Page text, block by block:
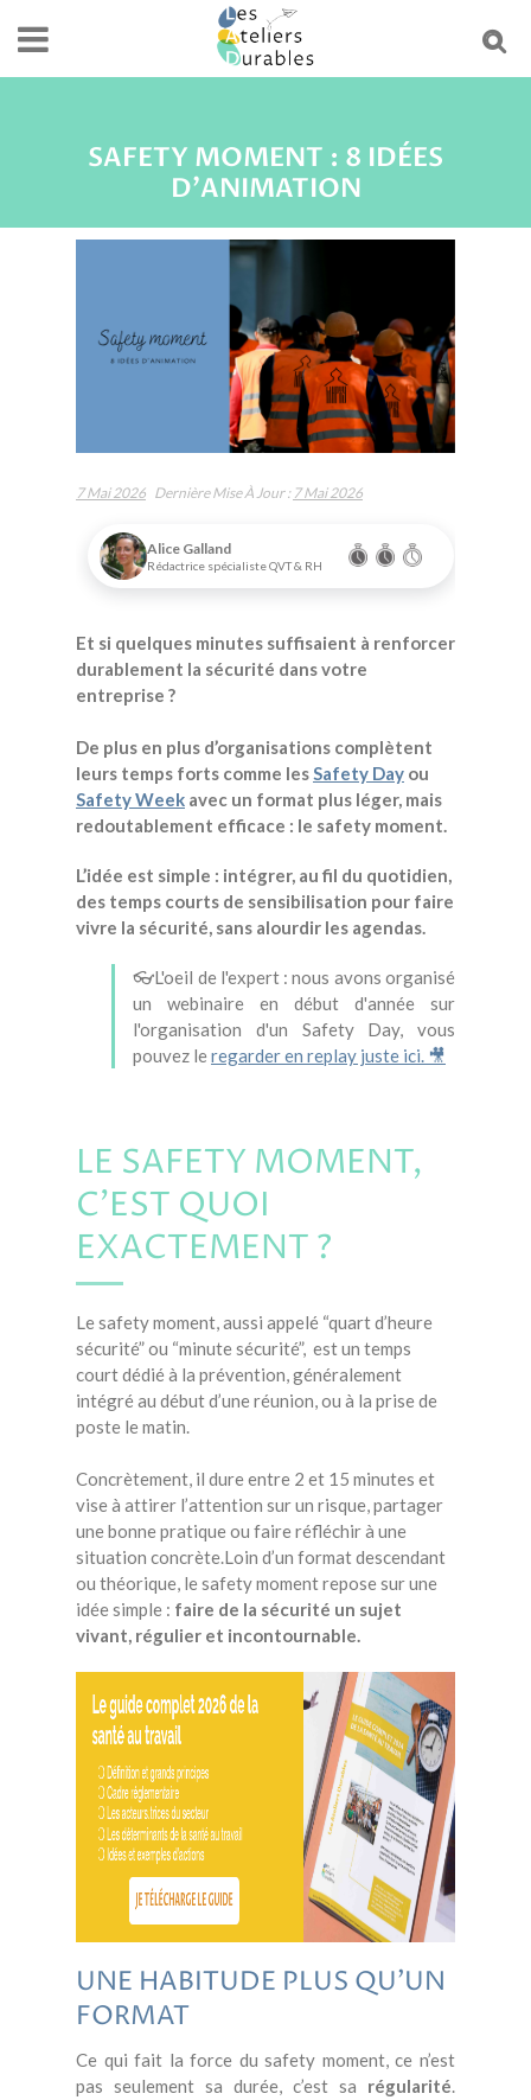
SAFETY MOMENT : 8 IDÉES
D'ANIMATION
7 Mai 2026 Dernière Mise À Jour : 7 Mai 2026
Alice Galland
Rédactrice spécialiste QVT & RH
Et si quelques minutes suffisaient à renforcer
durablement la sécurité dans votre
entreprise ?
De plus en plus d’organisations complètent
leurs temps forts comme lesSafety Day ou
Safety Week avec un format plus léger, mais
redoutablement efficace : le safety moment.
L’idée est simple : intégrer, au fil du quotidien,
des temps courts de sensibilisation pour faire
vivre la sécurité, sans alourdir les agendas.
👓L'oeil de l'expert : nous avons organisé
un webinaire en début d'année sur
l'organisation d'un Safety Day, vous
pouvez leregarder en replay juste ici. 🎥
LE SAFETY MOMENT,
C'EST QUOI
EXACTEMENT ?
Le safety moment, aussi appelé “quart d’heure
sécurité” ou “minute sécurité”, est un temps
court dédié à la prévention, généralement
intégré au début d’une réunion, ou à la prise de
poste le matin.
Concrètement, il dure entre 2 et 15 minutes et
vise à attirer l’attention sur un risque,partager
une bonne pratique ou faire réfléchir à une
situation concrète.Loin d’un format descendant
ou théorique, le safety moment repose sur une
idée simple : faire de la sécurité un sujet
vivant, régulier et incontournable.
UNE HABITUDE PLUS QU’UN
FORMAT
Ce qui fait la force du safety moment, ce n’est
pas seulement sa durée, c’est sa régularité.